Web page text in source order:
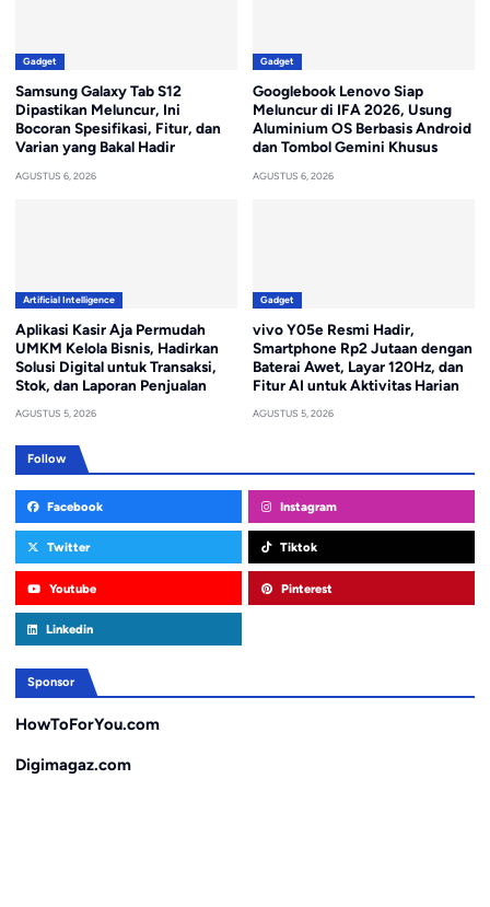
Gadget
Samsung Galaxy Tab S12
Dipastikan Meluncur, Ini
Bocoran Spesifikasi, Fitur, dan
Varian yang Bakal Hadir
AGUSTUS 6, 2026
Gadget
Googlebook Lenovo Siap
Meluncur di IFA 2026, Usung
Aluminium OS Berbasis Android
dan Tombol Gemini Khusus
AGUSTUS 6, 2026
Artificial Intelligence
Aplikasi Kasir Aja Permudah
UMKM Kelola Bisnis, Hadirkan
Solusi Digital untuk Transaksi,
Stok, dan Laporan Penjualan
AGUSTUS 5, 2026
Gadget
vivo Y05e Resmi Hadir,
Smartphone Rp2 Jutaan dengan
Baterai Awet, Layar 120Hz, dan
Fitur AI untuk Aktivitas Harian
AGUSTUS 5, 2026
Follow
Facebook Instagram
Twitter Tiktok
Youtube Pinterest
Linkedin
Sponsor
HowToForYou.com
Digimagaz.com